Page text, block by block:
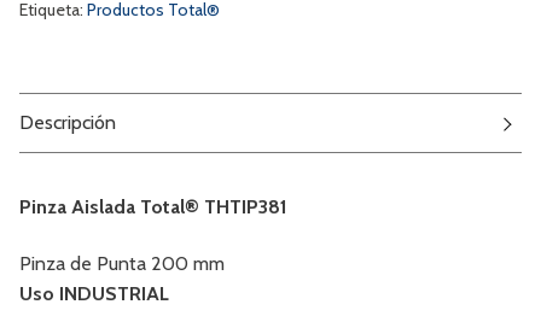
Etiqueta: Productos Total®
Descripción
Pinza Aislada Total® THTIP381
Pinza de Punta 200 mm
Uso INDUSTRIAL